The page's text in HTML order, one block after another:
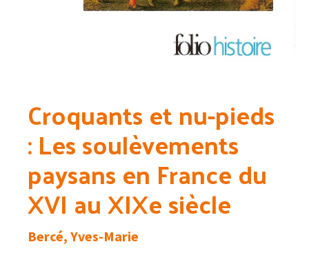
Croquants et nu-pieds
: Les soulèvements
paysans en France du
XVI au XIXe siècle
Bercé, Yves-Marie